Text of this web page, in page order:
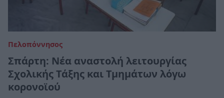
Πελοπόννησος
Σπάρτη: Νέα αναστολή λειτουργίας
Σχολικής Τάξης και Τμημάτων λόγω
κορονοϊού